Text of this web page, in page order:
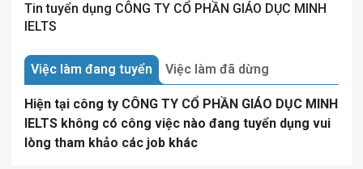
Tin tuyển dụng CÔNG TY CỔ PHẦN GIÁO DỤC MINH
IELTS
Việc làm đang tuyển Việc làm đã dừng
Hiện tại công ty CÔNG TY CỔ PHẦN GIÁO DỤC MINH
IELTS không có công việc nào đang tuyển dụng vui
lòng tham khảo các job khác